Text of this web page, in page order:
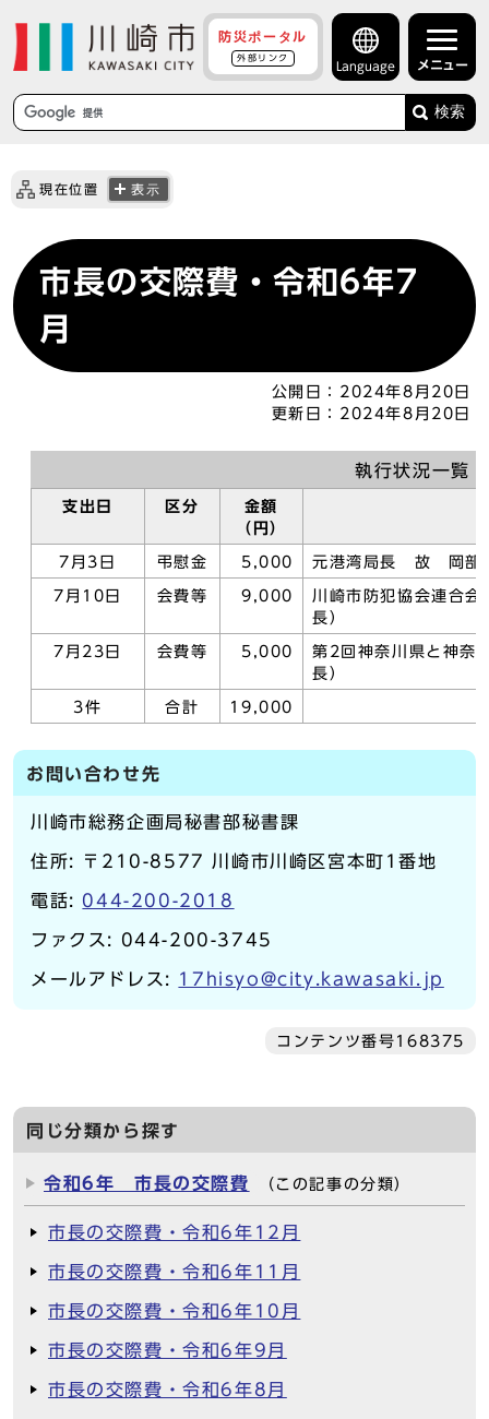
防災ポータル
外部リンク
Language メニュー
検索
現在位置 表示
市長の交際費・令和6年7
月
公開日： 2024年8月20日
更新日： 2024年8月20日
執行状況一覧
支出日 区分
金額
（円）
7月3日 弔慰金 5,000 元港湾局長 故 岡
7月10日 会費等 9,000
川崎市防犯協会連合
長）
7月23日 会費等 5,000
第2回神奈川県と神奈
長）
3件 合計 19,000
お問い合わせ先
川崎市総務企画局秘書部秘書課
住所: 〒210-8577 川崎市川崎区宮本町1番地
電話: 044-200-2018
ファクス: 044-200-3745
メールアドレス: 17hisyo@city.kawasaki.jp
コンテンツ番号168375
同じ分類から探す
令和6年 市長の交際費 （この記事の分類）
市長の交際費・令和6年12月
市長の交際費・令和6年11月
市長の交際費・令和6年10月
市長の交際費・令和6年9月
市長の交際費・令和6年8月